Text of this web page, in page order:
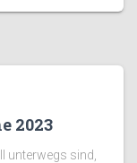
2023
unterwegs sind,